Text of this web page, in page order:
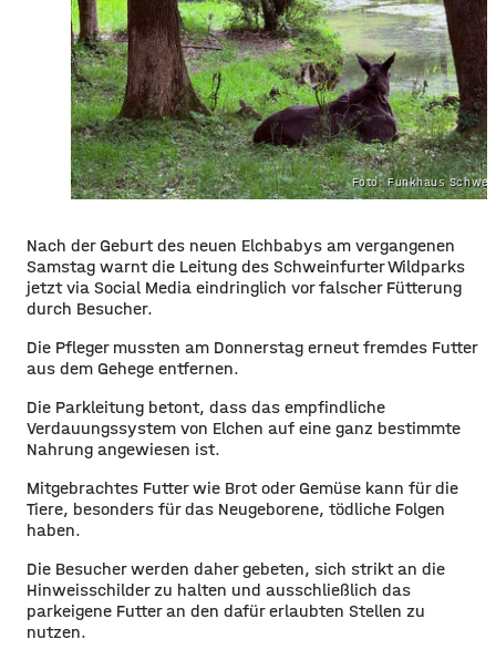
Foto: Funkhaus
Nach der Geburt des neuen Elchbabys am vergangenen
Samstag warnt die Leitung des Schweinfurter Wildparks
jetzt via Social Media eindringlich vor falscher Fütterung
durch Besucher.
Die Pfleger mussten am Donnerstag erneut fremdes Futter
aus dem Gehege entfernen.
Die Parkleitung betont, dass das empfindliche
Verdauungssystem von Elchen auf eine ganz bestimmte
Nahrung angewiesen ist.
Mitgebrachtes Futter wie Brot oder Gemüse kann für die
Tiere, besonders für das Neugeborene, tödliche Folgen
haben.
Die Besucher werden daher gebeten, sich strikt an die
Hinweisschilder zu halten und ausschließlich das
parkeigene Futter an den dafür erlaubten Stellen zu
nutzen.